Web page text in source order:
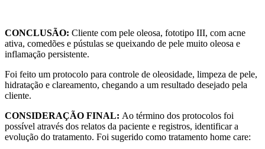
CONCLUSÃO: Cliente com pele oleosa, fototipo III, com acne
ativa, comedões e pústulas se queixando de pele muito oleosa e
inflamação persistente.
Foi feito um protocolo para controle de oleosidade, limpeza de pele,
hidratação e clareamento, chegando a um resultado desejado pela
cliente.
CONSIDERAÇÃO FINAL: Ao término dos protocolos foi
possível através dos relatos da paciente e registros, identificar a
evolução do tratamento. Foi sugerido como tratamento home care: